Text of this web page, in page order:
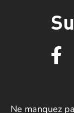
Ne manquez